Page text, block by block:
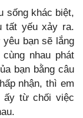
sống khác biệt,
tất yếu xảy ra.
bạn sẽ lắng
nhau phát
bạn bằng câu
nhận, thì em
ấy từ chối việc